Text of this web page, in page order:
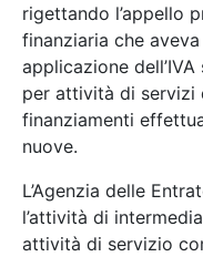
rigettando l’appello
finanziaria che
applicazione
per attività di servizi
finanziamenti
nuove.
L’Agenzia delle
l’attività di
attività di servizio